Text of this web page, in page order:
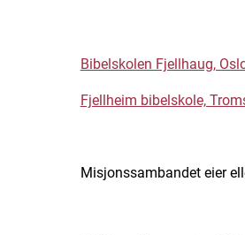
Bibelskolen Fjellhaug,
Fjellheim bibelskole,
Misjonssambandet eier